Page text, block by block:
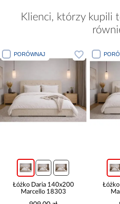
Klienci, którzy kupili
PORÓWNAJ
Łóżko Daria 140x200
Marcello 18303